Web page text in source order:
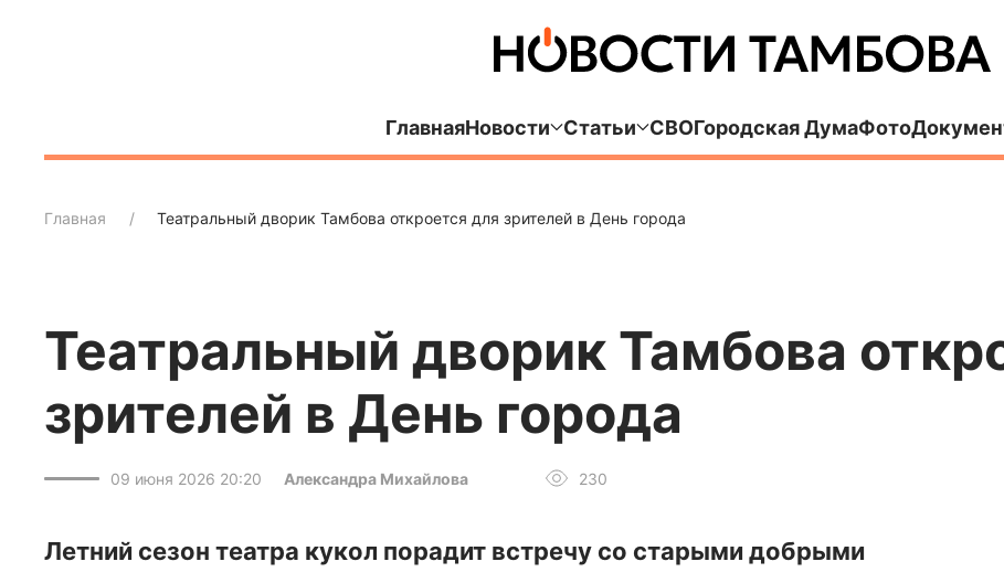
ГлавнаяНовости Статьи СВОГородская ДумаФото
Главная Театральный дворик Тамбова откроется для зрителей в День города
Театральный дворик Тамбова
зрителей в День города
09 июня 2026 20:20 Александра Михайлова 230
Летний сезон театра кукол порадит встречу со старыми добрыми